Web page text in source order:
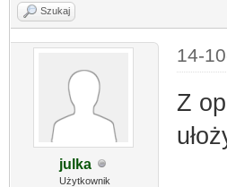
Szukaj
julka
Użytkownik
14-
Z